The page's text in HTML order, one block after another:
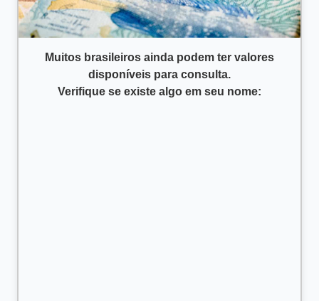
Muitos brasileiros ainda podem ter valores
disponíveis para consulta.
Verifique se existe algo em seu nome: